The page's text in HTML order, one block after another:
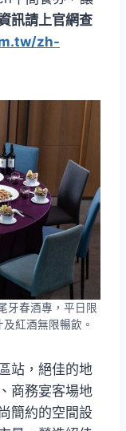
訊請上官網查
zh-
牙春酒專，平日限
紅酒無限暢飲。
站，絕佳的地
商務宴客場地
簡約的空間設